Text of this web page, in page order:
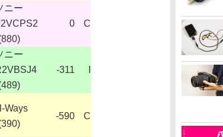
ニー
0 C
ニー
-311
Ways
-590 C